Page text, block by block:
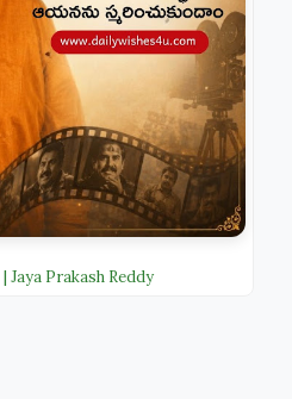
Prakash Reddy